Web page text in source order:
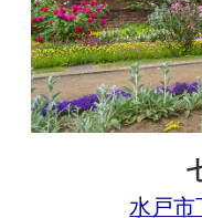
水戸市